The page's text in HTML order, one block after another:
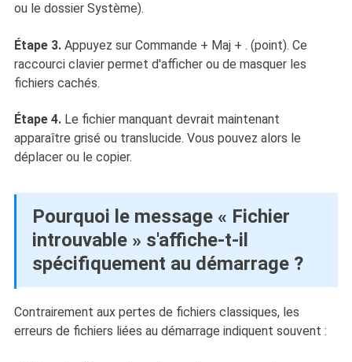
ou le dossier Système).
Étape 3.Appuyez sur Commande + Maj + . (point). Ce
raccourci clavier permet d'afficher ou de masquer les
fichiers cachés.
Étape 4.Le fichier manquant devrait maintenant
apparaître grisé ou translucide. Vous pouvez alors le
déplacer ou le copier.
Pourquoi le message « Fichier
introuvable » s'affiche-t-il
spécifiquement au démarrage ?
Contrairement aux pertes de fichiers classiques, les
erreurs de fichiers liées au démarrage indiquent souvent :